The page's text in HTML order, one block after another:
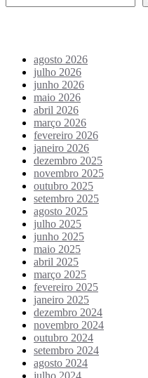
agosto 2026
julho 2026
junho 2026
maio 2026
abril 2026
março 2026
fevereiro 2026
janeiro 2026
dezembro 2025
novembro 2025
outubro 2025
setembro 2025
agosto 2025
julho 2025
junho 2025
maio 2025
abril 2025
março 2025
fevereiro 2025
janeiro 2025
dezembro 2024
novembro 2024
outubro 2024
setembro 2024
agosto 2024
julho 2024